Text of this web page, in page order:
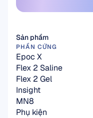
Sản phẩm
PHẦN CỨNG
Epoc X
Flex 2 Saline
Flex 2 Gel
Insight
MN8
Phụ kiện